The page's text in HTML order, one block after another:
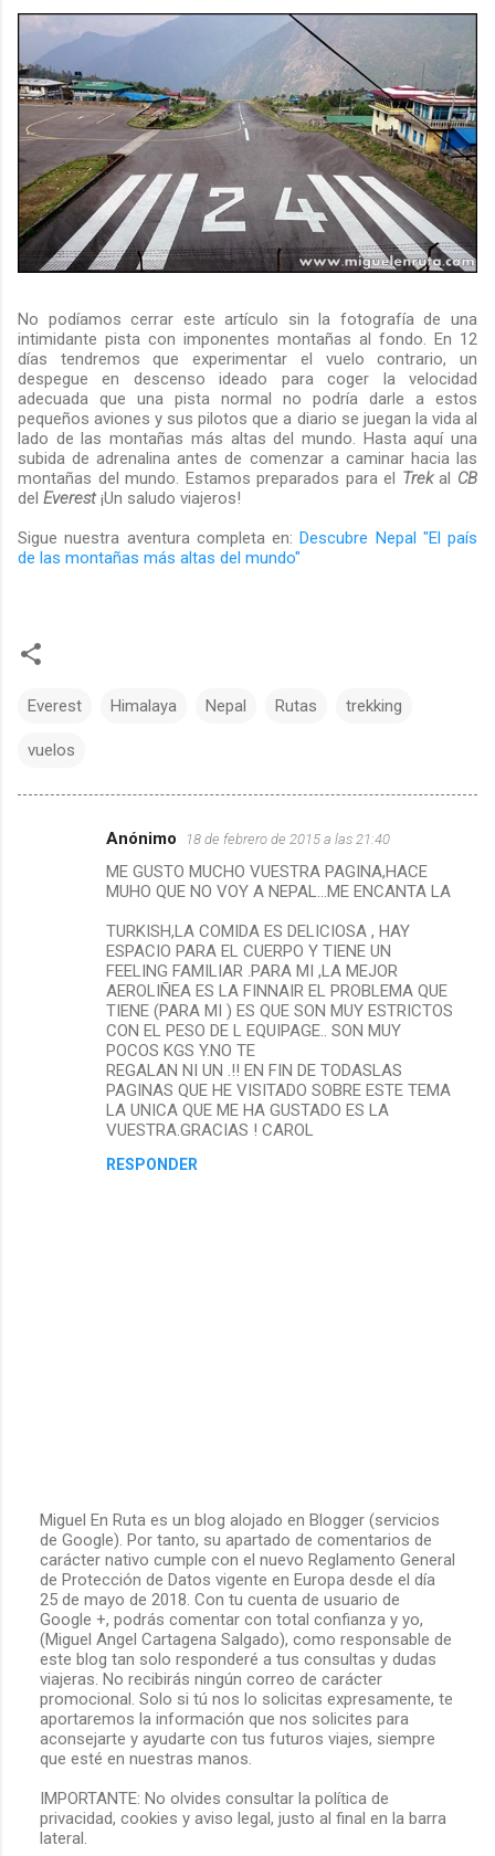
No podíamos cerrar este artículo sin la fotografía de una
intimidante pista con imponentes montañas al fondo. En 12
días tendremos que experimentar el vuelo contrario, un
despegue en descenso ideado para coger la velocidad
adecuada que una pista normal no podría darle a estos
pequeños aviones y sus pilotos que a diario se juegan la vida al
lado de las montañas más altas del mundo. Hasta aquí una
subida de adrenalina antes de comenzar a caminar hacia las
montañas del mundo. Estamos preparados para el Trekal CB
del Everest ¡Un saludo viajeros!
Sigue nuestra aventura completa en: Descubre Nepal "El país
de las montañas más altas del mundo"
Everest Himalaya Nepal Rutas trekking
vuelos
Anónimo 18 de febrero de 2015 a las 21:40
ME GUSTO MUCHO VUESTRA PAGINA,HACE
MUHO QUE NO VOY A NEPAL...ME ENCANTA LA
TURKISH,LA COMIDA ES DELICIOSA , HAY
ESPACIO PARA EL CUERPO Y TIENE UN
FEELING FAMILIAR .PARA MI ,LA MEJOR
AEROLIÑEA ES LA FINNAIR EL PROBLEMA QUE
TIENE (PARA MI ) ES QUE SON MUY ESTRICTOS
CON EL PESO DE L EQUIPAGE.. SON MUY
POCOS KGS Y.NO TE
REGALAN NI UN .!! EN FIN DE TODASLAS
PAGINAS QUE HE VISITADO SOBRE ESTE TEMA
LA UNICA QUE ME HA GUSTADO ES LA
VUESTRA.GRACIAS ! CAROL
RESPONDER
P
u
b
l
i
c
a
r
u
n
c
o
e
n
t
Miguel En Ruta es un blog alojado en Blogger (servicios
de Google). Por tanto, su apartado de comentarios de
carácter nativo cumple con el nuevo Reglamento General
de Protección de Datos vigente en Europa desde el día
25 de mayo de 2018. Con tu cuenta de usuario de
Google +, podrás comentar con total confianza y yo,
(Miguel Angel Cartagena Salgado), como responsable de
este blog tan solo responderé a tus consultas y dudas
viajeras. No recibirás ningún correo de carácter
promocional. Solo si tú nos lo solicitas expresamente, te
aportaremos la información que nos solicites para
aconsejarte y ayudarte con tus futuros viajes, siempre
que esté en nuestras manos.
IMPORTANTE: No olvides consultar la política de
privacidad, cookies y aviso legal, justo al final en la barra
lateral.